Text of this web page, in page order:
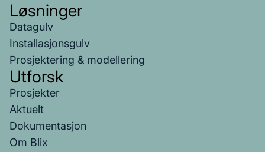
Løsninger
Datagulv
Installasjonsgulv
Prosjektering & modellering
Utforsk
Prosjekter
Aktuelt
Dokumentasjon
Om Blix